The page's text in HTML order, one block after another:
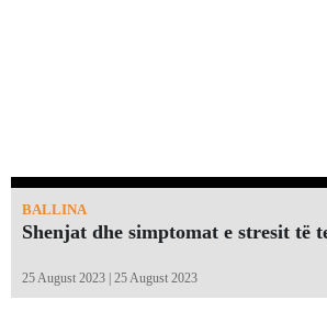
BALLINA
Shenjat dhe simptomat e stresit të
25 August 2023 | 25 August 2023